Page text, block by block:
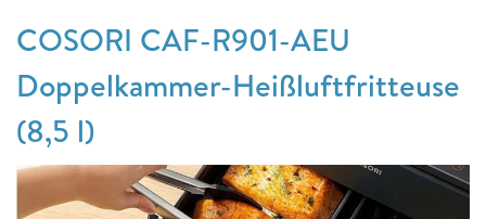
COSORI CAF-R901-AEU
Doppelkammer-Heißluftfritteuse
(8,5 l)